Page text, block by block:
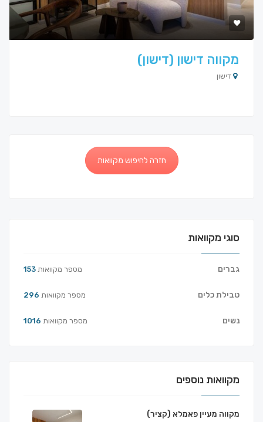
מקווה דישון (דישון)
דישון
חזרה לחיפוש מקוואות
סוגי מקוואות
גברים 153 מספר מקוואות
טבילת כלים 296 מספר מקוואות
נשים 1016 מספר מקוואות
מקוואות נוספים
מקווה מעיין פאמלא (קציר)